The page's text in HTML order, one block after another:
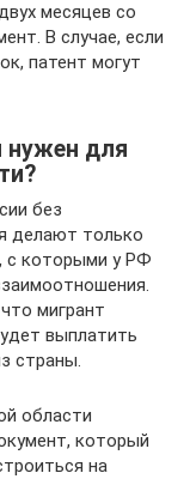
месяцев со
В случае, если
патент могут
нужен для
без
делают только
с которыми у РФ
мигрант
выплатить
страны.
области
который
на